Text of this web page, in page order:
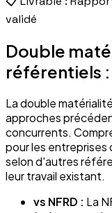
validé
Double
référentiels
La double
approches
concurrents.
pour les entreprises
selon d'autres
leur travail existant.
vs NFRD : La